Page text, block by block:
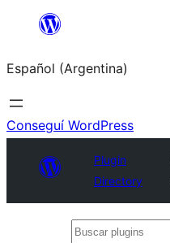
Saltar
contenido
Español (Argentina)
Conseguí WordPress
Plugin
Directory
Buscar